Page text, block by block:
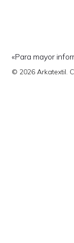
«Para mayor
© 2026 Arkatextil.